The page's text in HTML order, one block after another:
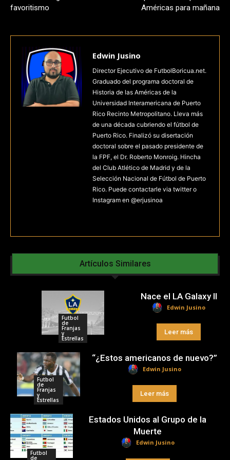
favoritismo
Américas para mañana
Edwin Jusino
Director Ejecutivo de FutbolBoricua.net.
Graduado del programa doctoral de
Historia de las Américas de la
Universidad Interamericana de Puerto
Rico Recinto Metropolitano. Lleva más
de una década cubriendo el fútbol de
Puerto Rico. Finalizó su disertación
doctoral sobre el pasado presidente de
la FPF, el Dr. Roberto Monroig. Hincha
del Club Atlético de Madrid y de la
Selección Nacional de Fútbol de Puerto
Rico. Puede contactarle via twitter o
Instagram en @erjusinoa
Artículos Similares
Futbol
de
Franjas
y
Estrellas
Nace el LA Galaxy II
Edwin Jusino
Leer más
Futbol
de
Franjas
y
Estrellas
“¿Estos americanos de nuevo?”
Edwin Jusino
Leer más
Futbol
de
Estados Unidos al Grupo de la
Muerte
Edwin Jusino